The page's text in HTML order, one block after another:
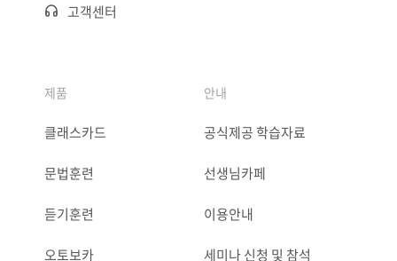
고객센터
제품
클래스카드
문법훈련
듣기훈련
오토보카
안내
공식제공 학습자료
선생님카페
이용안내
세미나 신청 및 참석